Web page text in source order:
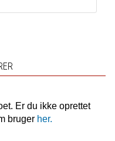
Er du ikke oprettet
bruger her.